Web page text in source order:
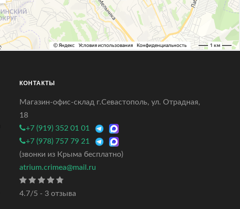
КОНТАКТЫ
Магазин-офис-склад г.Севастополь, ул. Отрадная,
18
+7 (919) 352 01 01
+7 (978) 757 79 21
(звонки из Крыма бесплатно)
atrium.crimea@mail.ru
4.7/5 - 3 отзыва